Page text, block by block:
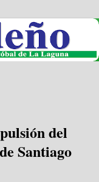
del
Santiago